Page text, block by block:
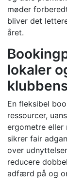
møder
bliver det
året.
lokaler
En fleksibel
ressourcer,
ergometre eller
sikrer fair
over
reducere
adfærd på og